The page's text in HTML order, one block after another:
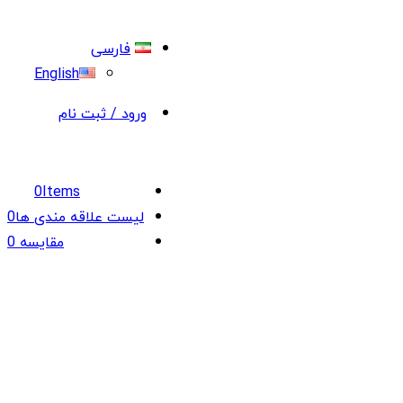
فارسی
English
ورود / ثبت نام
0Items
لیست علاقه مندی ها0
مقایسه0